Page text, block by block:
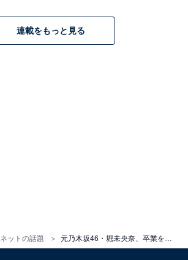
ネットの話題
連載をもっと見る